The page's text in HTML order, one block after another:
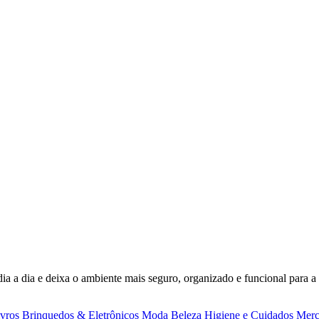
a dia e deixa o ambiente mais seguro, organizado e funcional para
Brinquedos & Eletrônicos Moda Beleza Higiene e Cuidados